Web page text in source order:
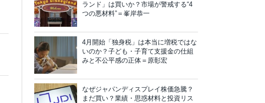
ランド」は買いか？市場が警戒する“4
つの悪材料”＝峯岸恭一
4月開始「独身税」は本当に増税ではな
いのか？子ども・子育て支援金の仕組
みと不公平感の正体＝原彰宏
なぜジャパンディスプレイ株価急騰？
まだ買い？業績・思惑材料と投資リス